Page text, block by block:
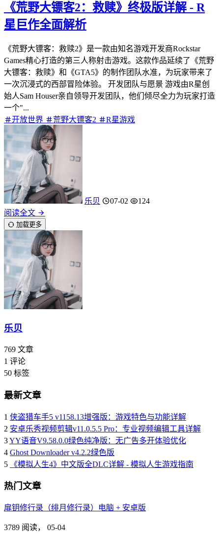
《荒野大镖客2：救赎》终极版详解 - R
星巨作全面解析
《荒野大镖客：救赎2》是一款由知名游戏开发商Rockstar
Games精心打造的第三人称射击游戏。这款作品延续了《荒野
大镖客：救赎》和《GTA5》的制作团队水准，为玩家带来了
一次沉浸式的西部冒险体验。 开发团队与愿景 游戏由R星创
始人Sam Houser亲自领导开发团队，他们倾尽全力为玩家打造
一个"...
开放世界
荒野大镖客2 R星游戏
乐贝 07-02
124
阅读全文
加载更多
乐贝
769 文章
1 评论
50 标签
最新文章
1 侠盗猎车手5 v1158.13增强版：游戏特色与功能详解
2 安卓乐秀视频剪辑v11.0.5.5 Pro：专业视频编辑工具详解
3YY语音V9.58.0.0绿色纯净版：无广告多开体验优化
4 Ghost Downloader v4.2.2绿色版
5
《模拟人生4》中文版全DLC详解 - 模拟人生游戏指南
热门文章
扉钥修行录（绯月修行录）电脑 + 安卓版
3789 阅读， 05-04